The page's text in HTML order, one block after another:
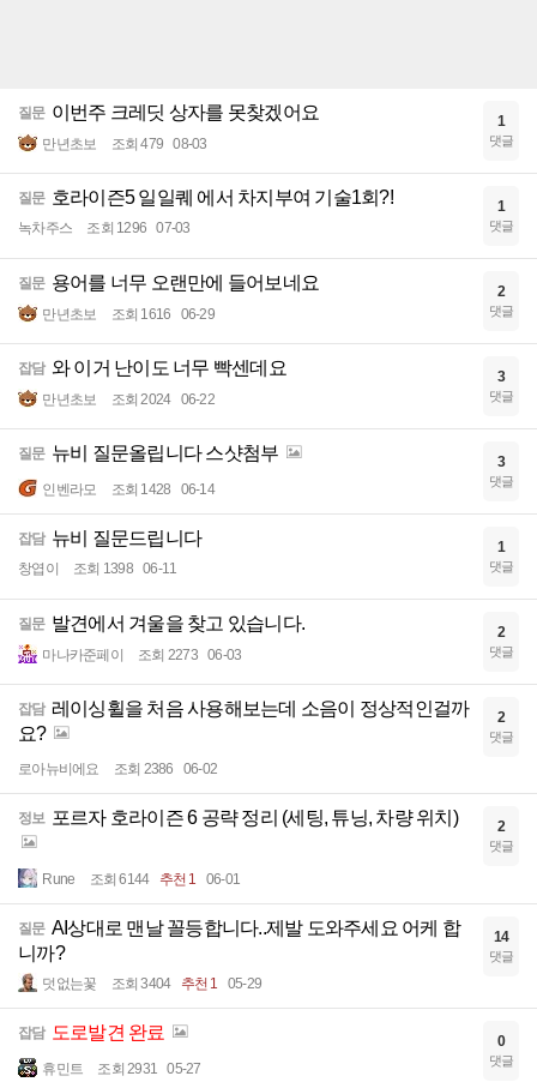
질문 이번주 크레딧 상자를 못찾겠어요
만년초보 조회 479 08-03
1
댓글
질문 호라이즌5 일일퀘 에서 차지부여 기술1회?!
녹차주스 조회 1296 07-03
1
댓글
질문 용어를 너무 오랜만에 들어보네요
만년초보 조회 1616 06-29
2
댓글
잡담 와 이거 난이도 너무 빡센데요
만년초보 조회 2024 06-22
3
댓글
질문 뉴비 질문올립니다 스샷첨부
인벤라모 조회 1428 06-14
3
댓글
잡담 뉴비 질문드립니다
창엽이 조회 1398 06-11
1
댓글
질문 발견에서 겨울을 찾고 있습니다.
마나카준페이 조회 2273 06-03
2
댓글
잡담 레이싱휠을 처음 사용해보는데 소음이 정상적인걸까
요?
로아뉴비에요 조회 2386 06-02
2
댓글
정보 포르자 호라이즌 6 공략 정리 (세팅, 튜닝, 차량 위치)
Rune 조회 6144 추천 1 06-01
2
댓글
질문 AI상대로 맨날 꼴등합니다..제발 도와주세요 어케 합
니까?
덧없는꽃 조회 3404 추천 1 05-29
14
댓글
잡담 도로발견 완료
휴민트 조회 2931 05-27
0
댓글